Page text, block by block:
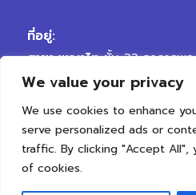
We value your privacy
We use cookies to enhance
serve personalized ads or
traffic. By clicking "Accept
of cookies.
ที่อยู่:
สาขา พญาไทชั้น 33 อาคารพญ
พญาไท) ถนนพญาไท เขตราชเท
10400
สาขา เจริญนครถนนเจริญนคร
50 แขวงสำเหร่ เขตธนบุรี กรุ